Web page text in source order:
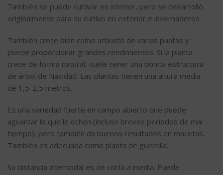
También se puede cultivar en interior, pero se desarrolló
originalmente para su cultivo en exterior e invernaderos.
También crece bien como arbusto de varias puntas y
puede proporcionar grandes rendimientos. Si la planta
crece de forma natural, suele tener una bonita estructura
de árbol de Navidad. Las plantas tienen una altura media
de 1,5-2,5 metros.
Es una variedad fuerte en campo abierto que puede
aguantar lo que le echen (incluso breves periodos de mal
tiempo), pero también da buenos resultados en macetas.
También es adecuada como planta de guerrilla.
Su distancia internodal es de corta a media. Puede